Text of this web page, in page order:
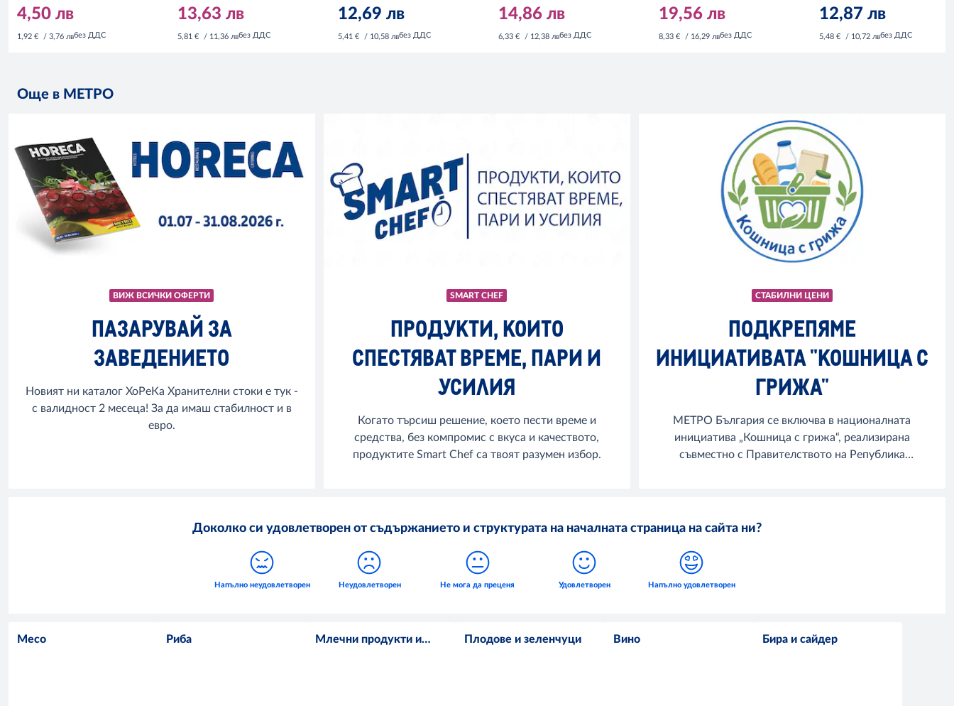
4,50 лв
1,92 € / 3,76 лвбез ДДС
13,63 лв
5,81 € / 11,36 лвбез ДДС
12,69 лв
5,41 € / 10,58 лвбез ДДС
14,86 лв
6,33 € / 12,38 лвбез ДДС
19,56 лв
8,33 € / 16,29 лвбез ДДС
12,87 лв
5,48 € / 10,72 лвбез ДДС
Още в МЕТРО
ВИЖ ВСИЧКИ ОФЕРТИ
ПАЗАРУВАЙ ЗА
ЗАВЕДЕНИЕТО
Новият ни каталог ХоРеКа Хранителни стоки е тук -
с валидност 2 месеца! За да имаш стабилност и в
евро.
SMART CHEF
ПРОДУКТИ, КОИТО
СПЕСТЯВАТ ВРЕМЕ, ПАРИ И
УСИЛИЯ
Когато търсиш решение, което пести време и
средства, без компромис с вкуса и качеството,
продуктите Smart Chef са твоят разумен избор.
СТАБИЛНИ ЦЕНИ
ПОДКРЕПЯМЕ
ИНИЦИАТИВАТА "КОШНИЦА С
ГРИЖА"
МЕТРО България се включва в националната
инициатива „Кошница с грижа“, реализирана
съвместно с Правителството на Република
Доколко си удовлетворен от съдържанието и структурата на началната страница на сайта ни?
Месо Риба
Млечни продукти и
Плодове и зеленчуци Вино Бира и сайдер